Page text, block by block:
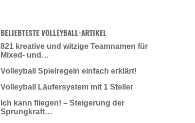
BELIEBTESTE VOLLEYBALL-ARTIKEL
821 kreative und witzige Teamnamen für
Mixed- und…
Volleyball Spielregeln einfach erklärt!
Volleyball Läufersystem mit 1 Steller
Ich kann fliegen! – Steigerung der
Sprungkraft…